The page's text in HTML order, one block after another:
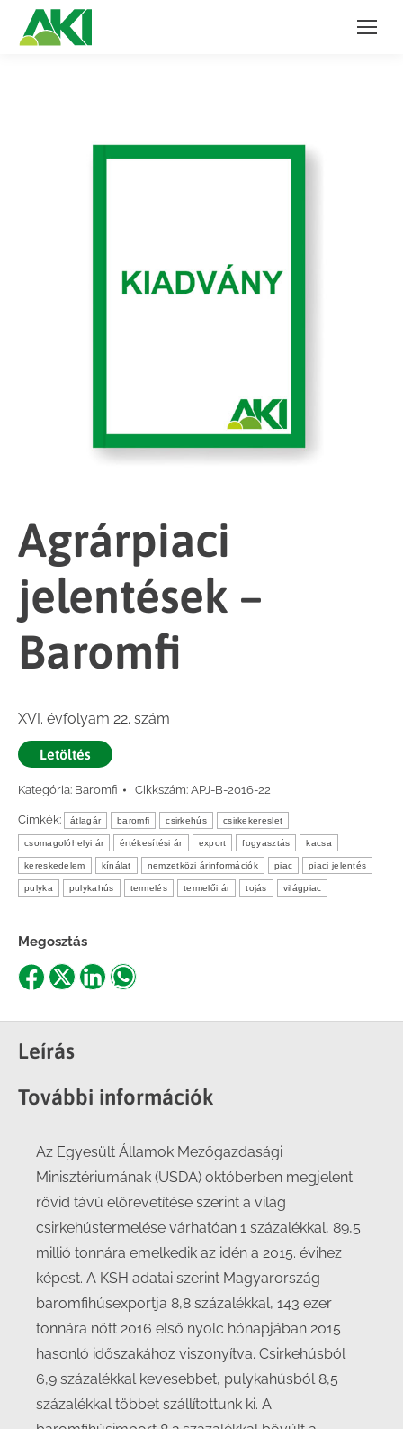
Agrárpiaci
jelentések –
Baromfi
XVI. évfolyam 22. szám
Letöltés
Kategória: Baromfi Cikkszám: APJ-B-2016-22
Címkék: átlagár baromfi csirkehús csirkekereslet
csomagolóhelyi ár értékesítési ár export fogyasztás kacsa
kereskedelem kínálat nemzetközi árinformációk piac piaci jelentés
pulyka pulykahús termelés termelői ár tojás világpiac
Megosztás
Share
Facebook
Share
X
ShareShare
Leírás
További információk
Az Egyesült Államok Mezőgazdasági
Minisztériumának (USDA) októberben megjelent
rövid távú előrevetítése szerint a világ
csirkehústermelése várhatóan 1 százalékkal, 89,5
millió tonnára emelkedik az idén a 2015. évihez
képest. A KSH adatai szerint Magyarország
baromfihúsexportja 8,8 százalékkal, 143 ezer
tonnára nőtt 2016 első nyolc hónapjában 2015
hasonló időszakához viszonyítva. Csirkehúsból
6,9 százalékkal kevesebbet, pulykahúsból 8,5
százalékkal többet szállítottunk ki. A